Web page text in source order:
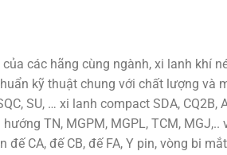
các hãng cùng ngành, xi lanh khí
kỹ thuật chung với chất lượng và
SU, … xi lanh compact SDA, CQ2B,
TN, MGPM, MGPL, TCM,
đế CA, đế CB, đế FA, Y pin, vòng bi